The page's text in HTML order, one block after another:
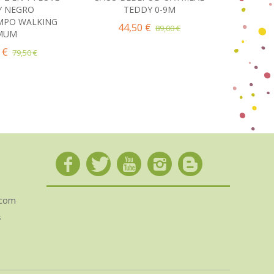
NEGRO
WALKING
79,50 €
TEDDY 0-9M
44,50 € 89,00 €